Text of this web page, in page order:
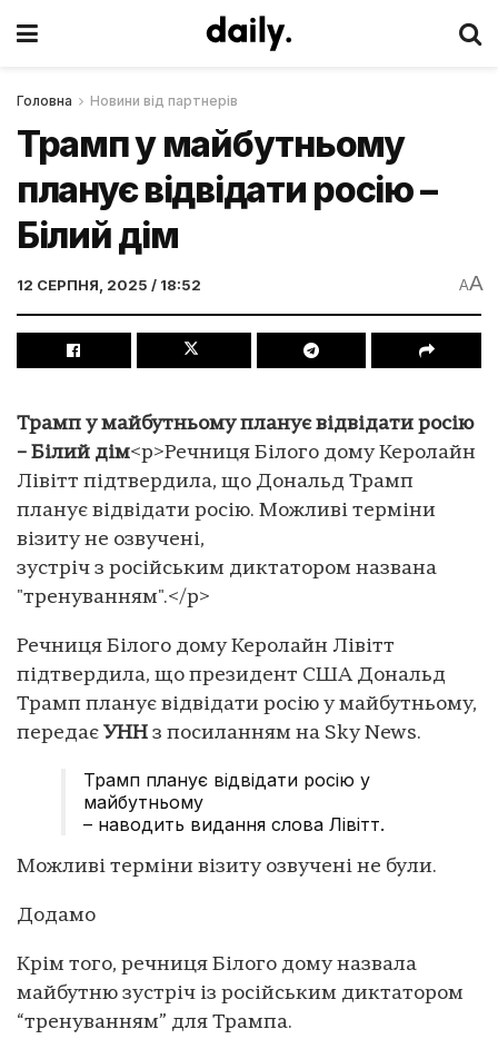
Головна Новини від партнерів
Трамп у майбутньому
планує відвідати росію –
Білий дім
12 СЕРПНЯ, 2025 / 18:52 AA
Трамп у майбутньому планує відвідати росію
– Білий дім<p>Речниця Білого дому Керолайн
Лівітт підтвердила, що Дональд Трамп
планує відвідати росію. Можливі терміни
візиту не озвучені,
зустріч з російським диктатором названа
"тренуванням".</p>
Речниця Білого дому Керолайн Лівітт
підтвердила, що президент США Дональд
Трамп планує відвідати росію у майбутньому,
передає УНН з посиланням на Sky News.
Трамп планує відвідати росію у
майбутньому
– наводить видання слова Лівітт.
Можливі терміни візиту озвучені не були.
Додамо
Крім того, речниця Білого дому назвала
майбутню зустріч із російським диктатором
“тренуванням” для Трампа.